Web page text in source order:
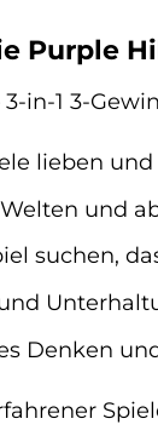
Purple
in-1 3-
lieben
und
suchen,
Denken